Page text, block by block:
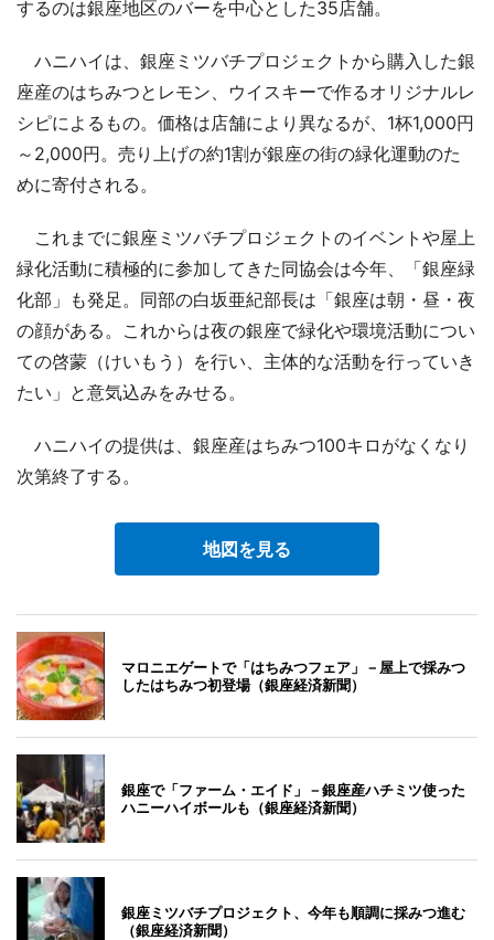
するのは銀座地区のバーを中心とした35店舗。
ハニハイは、銀座ミツバチプロジェクトから購入した銀
座産のはちみつとレモン、ウイスキーで作るオリジナルレ
シピによるもの。価格は店舗により異なるが、1杯1,000円
～2,000円。売り上げの約1割が銀座の街の緑化運動のた
めに寄付される。
これまでに銀座ミツバチプロジェクトのイベントや屋上
緑化活動に積極的に参加してきた同協会は今年、「銀座緑
化部」も発足。同部の白坂亜紀部長は「銀座は朝・昼・夜
の顔がある。これからは夜の銀座で緑化や環境活動につい
ての啓蒙（けいもう）を行い、主体的な活動を行っていき
たい」と意気込みをみせる。
ハニハイの提供は、銀座産はちみつ100キロがなくなり
次第終了する。
地図を見る
マロニエゲートで「はちみつフェア」－屋上で採みつ
したはちみつ初登場（銀座経済新聞）
銀座で「ファーム・エイド」－銀座産ハチミツ使った
ハニーハイボールも（銀座経済新聞）
銀座ミツバチプロジェクト、今年も順調に採みつ進む
（銀座経済新聞）